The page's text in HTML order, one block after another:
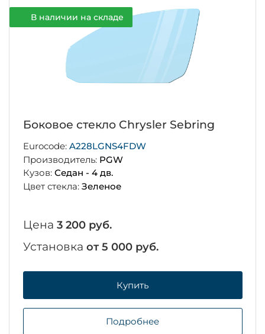
В наличии на складе
Боковое стекло Chrysler Sebring
Eurocode: A228LGNS4FDW
Производитель: PGW
Кузов: Седан - 4 дв.
Цвет стекла: Зеленое
Цена 3 200 руб.
Установка от 5 000 руб.
Купить
Подробнее